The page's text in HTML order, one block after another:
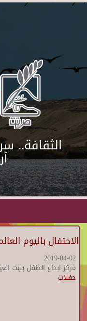
الثقافة..
الاحتفال باليوم
2019-04-02
مركز ابداع الطفل ببيت
حفلات